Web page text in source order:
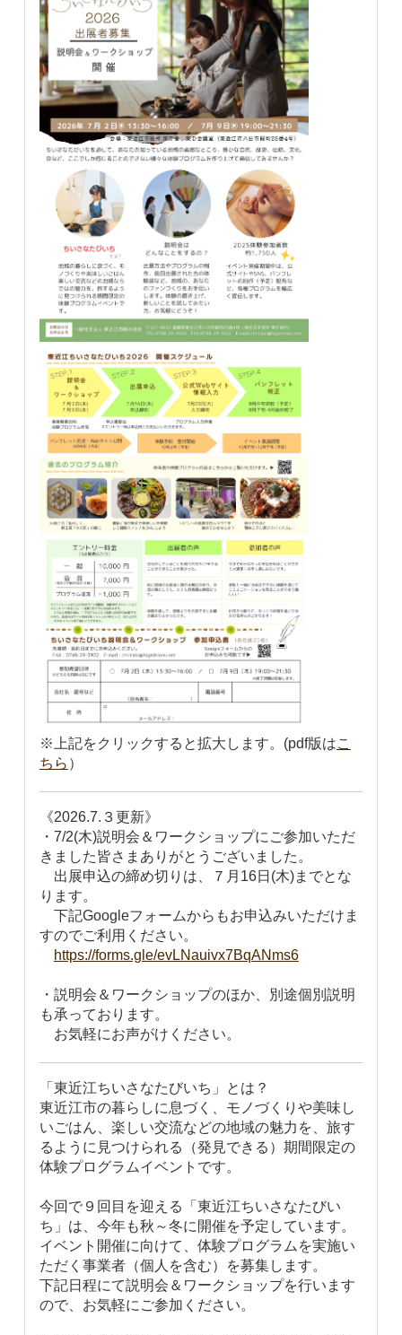
※上記をクリックすると拡大します。(pdf版はこ
ちら ）
《2026.7.３更新》
・7/2(木)説明会＆ワークショップにご参加いただ
きました皆さまありがとうございました。
出展申込の締め切りは、７月16日(木)までとな
ります。
下記Googleフォームからもお申込みいただけま
すのでご利用ください。
https://forms.gle/evLNauivx7BqANms6
・説明会＆ワークショップのほか、別途個別説明
も承っております。
お気軽にお声がけください。
「東近江ちいさなたびいち」とは？
東近江市の暮らしに息づく、モノづくりや美味し
いごはん、楽しい交流などの地域の魅力を、旅す
るように見つけられる（発見できる）期間限定の
体験プログラムイベントです。
今回で９回目を迎える「東近江ちいさなたびい
ち」は、今年も秋～冬に開催を予定しています。
イベント開催に向けて、体験プログラムを実施い
ただく事業者（個人を含む）を募集します。
下記日程にて説明会＆ワークショップを行います
ので、お気軽にご参加ください。